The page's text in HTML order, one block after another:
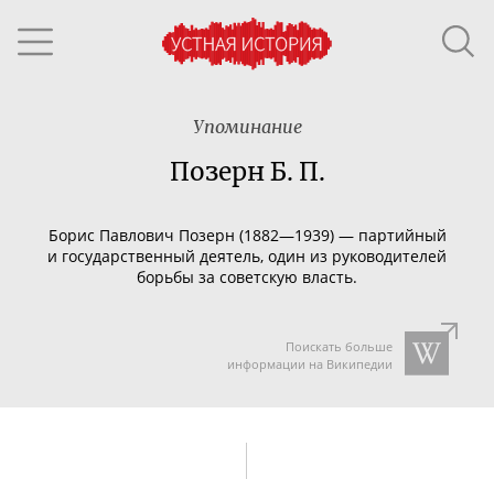
Упоминание
Позерн Б. П.
Борис Павлович Позерн (1882—1939) — партийный
и государственный деятель, один из руководителей
борьбы за советскую власть.
Поискать больше
информации на Википедии